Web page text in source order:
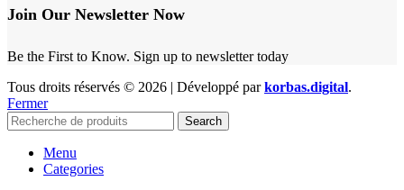
Join Our Newsletter Now
Be the First to Know. Sign up to newsletter today
Tous droits réservés © 2026 | Développé parkorbas.digital.
Fermer
Search
Menu
Categories